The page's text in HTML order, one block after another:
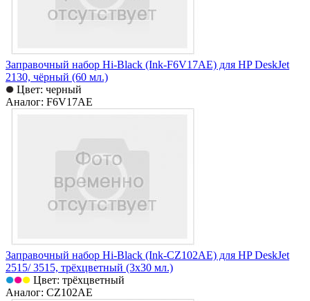
Заправочный набор Hi-Black (Ink-F6V17AE) для HP DeskJet
2130, чёрный (60 мл.)
Цвет: черный
Аналог: F6V17AE
Заправочный набор Hi-Black (Ink-CZ102AE) для HP DeskJet
2515/ 3515, трёхцветный (3х30 мл.)
Цвет: трёхцветный
Аналог: CZ102AE